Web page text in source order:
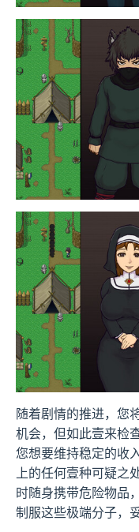
随着剧情的推进，您
机会，但如此壹来检
您想要维持稳定的收
上的任何壹种可疑之
时随身携带危险物品
制服这些极端分子，